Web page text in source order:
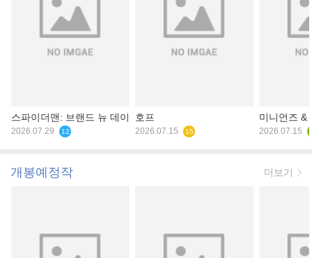
스파이더맨: 브랜드 뉴 데이
2026.07.29 12
호프
2026.07.15 15
미니언즈 &
2026.07.15
개봉예정작 더보기